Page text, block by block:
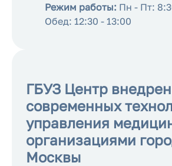
Режим работы: Пн - Пт:
Обед: 12:30 - 13:00
ГБУЗ Центр
современных
управления
организациями
Москвы